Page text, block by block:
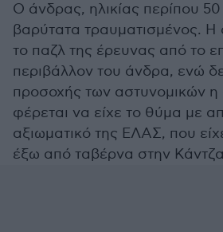
Ο άνδρας, ηλικίας περίπου 50
βαρύτατα τραυματισμένος. Η
το παζλ της έρευνας από το
περιβάλλον του άνδρα, ενώ
προσοχής των αστυνομικών η
φέρεται να είχε το θύμα με
αξιωματικό της ΕΛΑΣ, που
έξω από ταβέρνα στην